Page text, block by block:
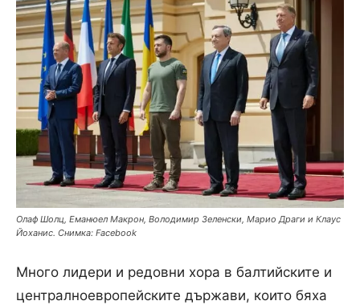
Олаф Шолц, Еманюел Макрон, Володимир Зеленски, Марио Драги и Клаус
Йоханис. Снимка: Facebook
Много лидери и редовни хора в балтийските и
централноевропейските държави, които бяха